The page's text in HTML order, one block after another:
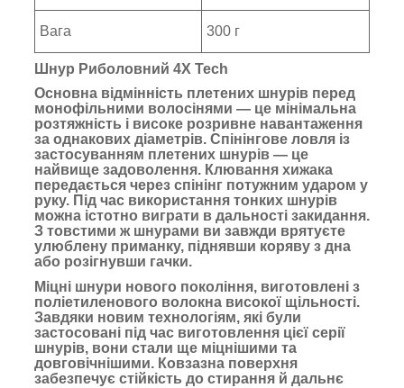
Вага 300 г
Шнур Риболовний 4X Tech
Основна відмінність плетених шнурів перед
монофільними волосінями — це мінімальна
розтяжність і високе розривне навантаження
за однакових діаметрів. Спінінгове ловля із
застосуванням плетених шнурів — це
найвище задоволення. Клювання хижака
передається через спінінг потужним ударом у
руку. Під час використання тонких шнурів
можна істотно виграти в дальності закидання.
З товстими ж шнурами ви завжди врятуєте
улюблену приманку, піднявши коряву з дна
або розігнувши гачки.
Міцні шнури нового покоління, виготовлені з
поліетиленового волокна високої щільності.
Завдяки новим технологіям, які були
застосовані під час виготовлення цієї серії
шнурів, вони стали ще міцнішими та
довговічнішими. Ковзазна поверхня
забезпечує стійкість до стирання й дальнє